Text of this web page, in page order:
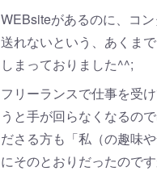
WEBsiteがあるのに、コ
送れないという、あくま
しまっておりました^^;
フリーランスで仕事を受
うと手が回らなくなるの
ださる方も「私（の趣味
にそのとおりだったので